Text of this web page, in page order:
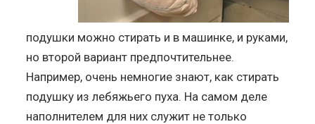
подушки можно стирать и в машинке, и руками,
но второй вариант предпочтительнее.
Например, очень немногие знают, как стирать
подушку из лебяжьего пуха. На самом деле
наполнителем для них служит не только